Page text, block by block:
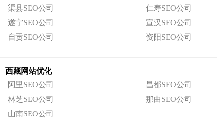
渠县SEO公司
仁寿SEO公司
遂宁SEO公司
宣汉SEO公司
自贡SEO公司
资阳SEO公司
西藏网站优化
阿里SEO公司
昌都SEO公司
林芝SEO公司
那曲SEO公司
山南SEO公司